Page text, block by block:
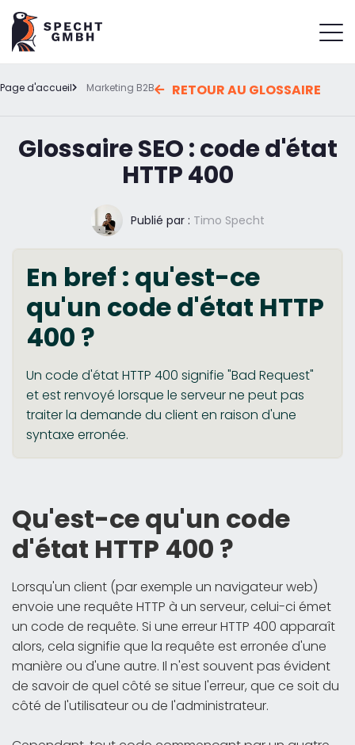
Page d'accueil Marketing B2B RETOUR AU GLOSSAIRE
Glossaire SEO : code d'état
HTTP 400
Publié par : Timo Specht
En bref : qu'est-ce
qu'un code d'état HTTP
400 ?
Un code d'état HTTP 400 signifie "Bad Request"
et est renvoyé lorsque le serveur ne peut pas
traiter la demande du client en raison d'une
syntaxe erronée.
Qu'est-ce qu'un code
d'état HTTP 400 ?
Lorsqu'un client (par exemple un navigateur web)
envoie une requête HTTP à un serveur, celui-ci émet
un code de requête. Si une erreur HTTP 400 apparaît
alors, cela signifie que la requête est erronée d'une
manière ou d'une autre. Il n'est souvent pas évident
de savoir de quel côté se situe l'erreur, que ce soit du
côté de l'utilisateur ou de l'administrateur.